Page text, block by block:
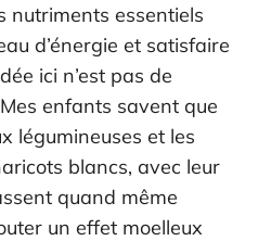
nutriments essentiels
d’énergie et satisfaire
ici n’est pas de
enfants savent que
légumineuses et les
blancs, avec leur
quand même
un effet moelleux